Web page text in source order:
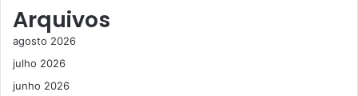
Arquivos
agosto 2026
julho 2026
junho 2026